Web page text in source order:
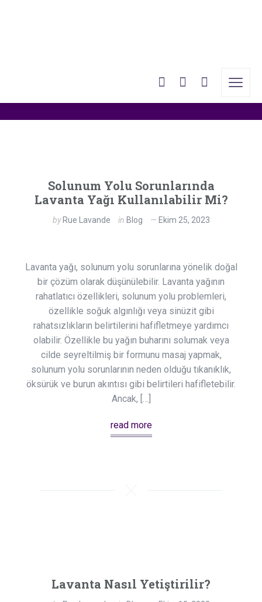
Solunum Yolu Sorunlarında
Lavanta Yağı Kullanılabilir Mi?
by Rue Lavande in Blog Ekim 25, 2023
Lavanta yağı, solunum yolu sorunlarına yönelik doğal
bir çözüm olarak düşünülebilir. Lavanta yağının
rahatlatıcı özellikleri, solunum yolu problemleri,
özellikle soğuk algınlığı veya sinüzit gibi
rahatsızlıkların belirtilerini hafifletmeye yardımcı
olabilir. Özellikle bu yağın buharını solumak veya
cilde seyreltilmiş bir formunu masaj yapmak,
solunum yolu sorunlarının neden olduğu tıkanıklık,
öksürük ve burun akıntısı gibi belirtileri hafifletebilir.
Ancak, […]
read more
Lavanta Nasıl Yetiştirilir?